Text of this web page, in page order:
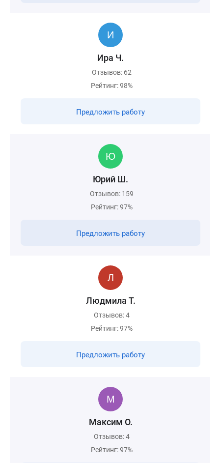
Ира Ч.
Отзывов: 62
Рейтинг: 98%
Предложить работу
Юрий Ш.
Отзывов: 159
Рейтинг: 97%
Предложить работу
Людмила Т.
Отзывов: 4
Рейтинг: 97%
Предложить работу
Максим О.
Отзывов: 4
Рейтинг: 97%